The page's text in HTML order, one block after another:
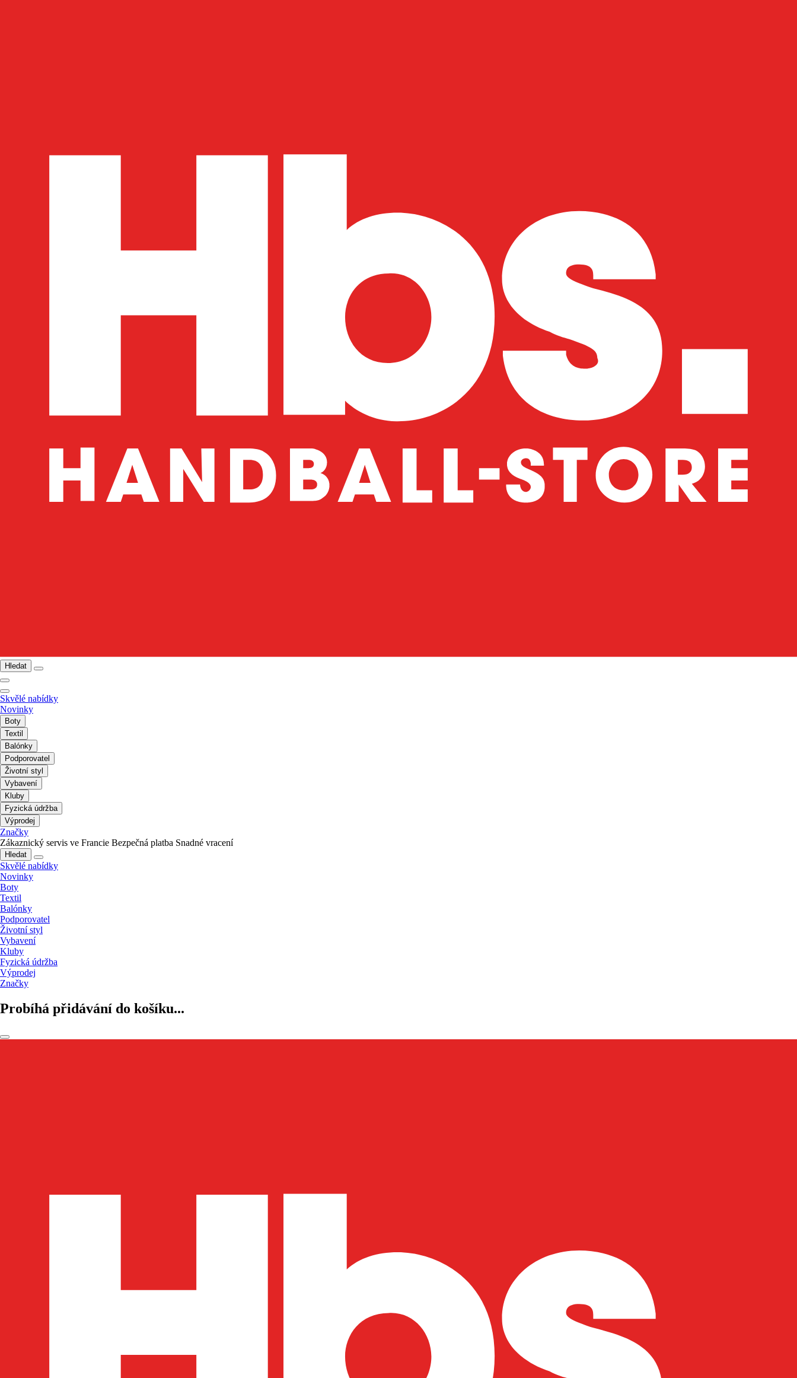
Hledat
Skvělé nabídky
Novinky
Boty
Textil
Balónky
Podporovatel
Životní styl
Vybavení
Kluby
Fyzická údržba
Výprodej
Značky
Zákaznický servis ve Francie Bezpečná platba Snadné vracení
Hledat
Skvělé nabídky
Novinky
Boty
Textil
Balónky
Podporovatel
Životní styl
Vybavení
Kluby
Fyzická údržba
Výprodej
Značky
Probíhá přidávání do košíku...